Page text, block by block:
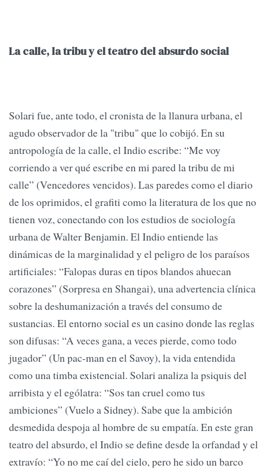
La calle, la tribu y el teatro del absurdo social
Solari fue, ante todo, el cronista de la llanura urbana, el
agudo observador de la "tribu" que lo cobijó. En su
antropología de la calle, el Indio escribe: “Me voy
corriendo a ver qué escribe en mi pared la tribu de mi
calle” (Vencedores vencidos). Las paredes como el diario
de los oprimidos, el grafiti como la literatura de los que no
tienen voz, conectando con los estudios de sociología
urbana de Walter Benjamin. El Indio entiende las
dinámicas de la marginalidad y el peligro de los paraísos
artificiales: “Falopas duras en tipos blandos ahuecan
corazones” (Sorpresa en Shangai), una advertencia clínica
sobre la deshumanización a través del consumo de
sustancias. El entorno social es un casino donde las reglas
son difusas: “A veces gana, a veces pierde, como todo
jugador” (Un pac-man en el Savoy), la vida entendida
como una timba existencial. Solari analiza la psiquis del
arribista y el ególatra: “Sos tan cruel como tus
ambiciones” (Vuelo a Sidney). Sabe que la ambición
desmedida despoja al hombre de su empatía. En este gran
teatro del absurdo, el Indio se define desde la orfandad y el
extravío: “Yo no me caí del cielo, pero he sido un barco